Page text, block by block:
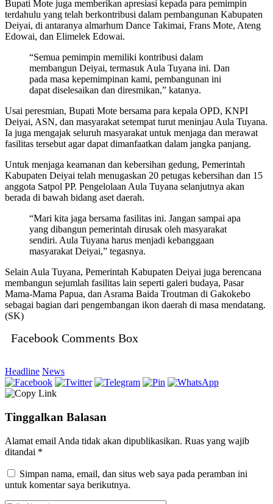
Bupati Mote juga memberikan apresiasi kepada para pemimpin
terdahulu yang telah berkontribusi dalam pembangunan Kabupaten
Deiyai, di antaranya almarhum Dance Takimai, Frans Mote, Ateng
Edowai, dan Elimelek Edowai.
“Semua pemimpin memiliki kontribusi dalam
membangun Deiyai, termasuk Aula Tuyana ini. Dan
pada masa kepemimpinan kami, pembangunan ini
dapat diselesaikan dan diresmikan,” katanya.
Usai peresmian, Bupati Mote bersama para kepala OPD, KNPI
Deiyai, ASN, dan masyarakat setempat turut meninjau Aula Tuyana.
Ia juga mengajak seluruh masyarakat untuk menjaga dan merawat
fasilitas tersebut agar dapat dimanfaatkan dalam jangka panjang.
Untuk menjaga keamanan dan kebersihan gedung, Pemerintah
Kabupaten Deiyai telah menugaskan 20 petugas kebersihan dan 15
anggota Satpol PP. Pengelolaan Aula Tuyana selanjutnya akan
berada di bawah bidang aset daerah.
“Mari kita jaga bersama fasilitas ini. Jangan sampai apa
yang dibangun pemerintah dirusak oleh masyarakat
sendiri. Aula Tuyana harus menjadi kebanggaan
masyarakat Deiyai,” tegasnya.
Selain Aula Tuyana, Pemerintah Kabupaten Deiyai juga berencana
membangun sejumlah fasilitas lain seperti galeri budaya, Pasar
Mama-Mama Papua, dan Asrama Baida Troutman di Gakokebo
sebagai bagian dari pengembangan ikon daerah di masa mendatang.
(SK)
Facebook Comments Box
Headline News
Tinggalkan Balasan
Alamat email Anda tidak akan dipublikasikan. Ruas yang wajib
ditandai *
Simpan nama, email, dan situs web saya pada peramban ini
untuk komentar saya berikutnya.